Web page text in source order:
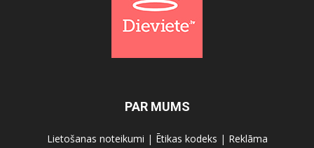
PAR MUMS
Lietošanas noteikumi | Ētikas kodeks | Reklāma